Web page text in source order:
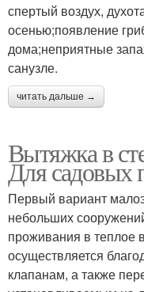
спертый воздух,
осенью;появление
дома;неприятные
санузле.
читать дальше →
Вытяжка в
Для садовых
Первый вариант
небольших
проживания в теплое
осуществляется
клапанам, а также